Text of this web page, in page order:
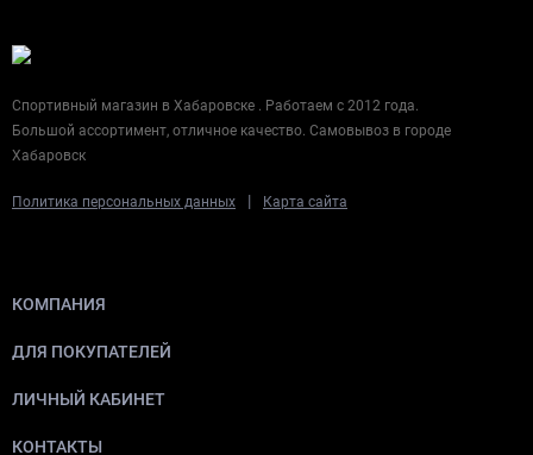
Спортивный магазин в Хабаровске . Работаем с 2012 года.
Большой ассортимент, отличное качество. Самовывоз в городе
Хабаровск
Политика персональных данных | Карта сайта
КОМПАНИЯ
ДЛЯ ПОКУПАТЕЛЕЙ
ЛИЧНЫЙ КАБИНЕТ
КОНТАКТЫ